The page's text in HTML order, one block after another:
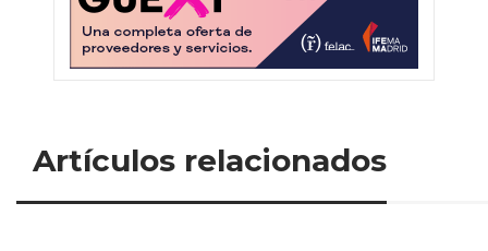
Artículos relacionados